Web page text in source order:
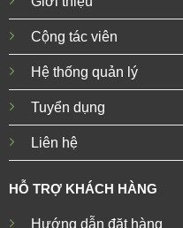
Cộng tác viên
Hệ thống quản lý
Tuyển dụng
Liên hệ
HỖ TRỢ KHÁCH HÀNG
Hướng dẫn đặt hàng